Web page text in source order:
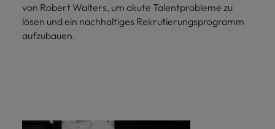
von Robert Walters, um akute Talentprobleme zu
lösen und ein nachhaltiges Rekrutierungsprogramm
aufzubauen.